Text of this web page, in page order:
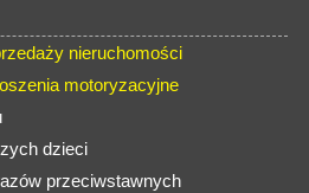
nieruchomości
motoryzacyjne
dzieci
przeciwstawnych